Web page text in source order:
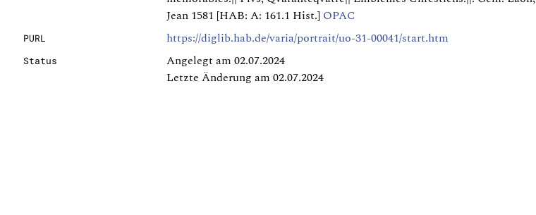
Jean 1581 [HAB: A: 161.1 Hist.] OPAC
PURL https://diglib.hab.de/varia/portrait/uo-31-00041/start.htm
Status
Angelegt am 02.07.2024
Letzte Änderung am 02.07.2024